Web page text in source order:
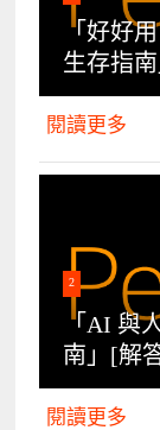
「好好
生存指
閱讀更多
2
「AI 與
南」[解
閱讀更多